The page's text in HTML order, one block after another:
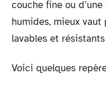
couche fine ou
humides, mieux
lavables et résistants
Voici quelques